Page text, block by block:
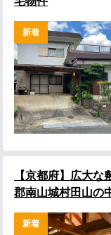
新着
【京都府】広大
郡南山城村田山の
新着